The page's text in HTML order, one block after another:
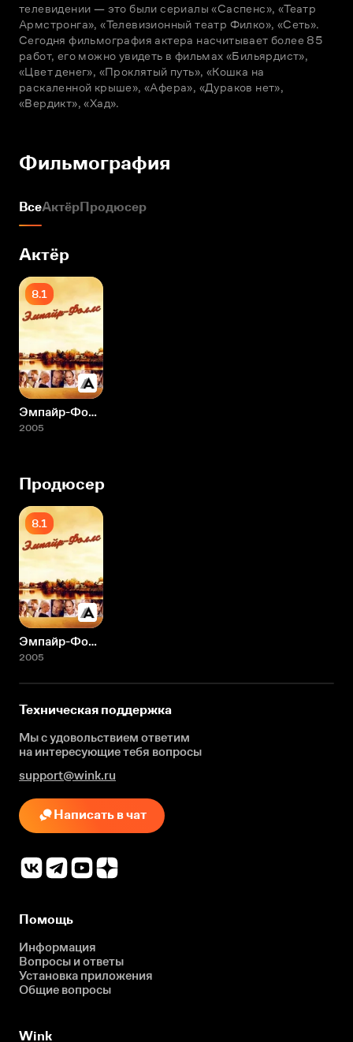
телевидении — это были сериалы «Саспенс», «Театр
Армстронга», «Телевизионный театр Филко», «Сеть».
Сегодня фильмография актера насчитывает более 85
работ, его можно увидеть в фильмах «Бильярдист»,
«Цвет денег», «Проклятый путь», «Кошка на
раскаленной крыше», «Афера», «Дураков нет»,
«Вердикт», «Хад».
Фильмография
ВсеАктёрПродюсер
Актёр
8.1
Эмпайр-Фоллс
2005
Продюсер
8.1
Эмпайр-Фоллс
2005
Техническая поддержка
Мы с удовольствием ответим
на интересующиетебя вопросы
support@wink.ru
Написать в чат
Помощь
Информация
Вопросы и ответы
Установка приложения
Общие вопросы
Wink